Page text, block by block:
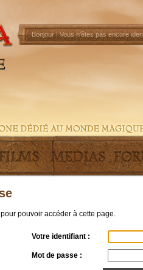
Bonjour !Vous n'êtes pas encore
pouvoir accéder à cette page.
Votre identifiant :
Mot de passe :